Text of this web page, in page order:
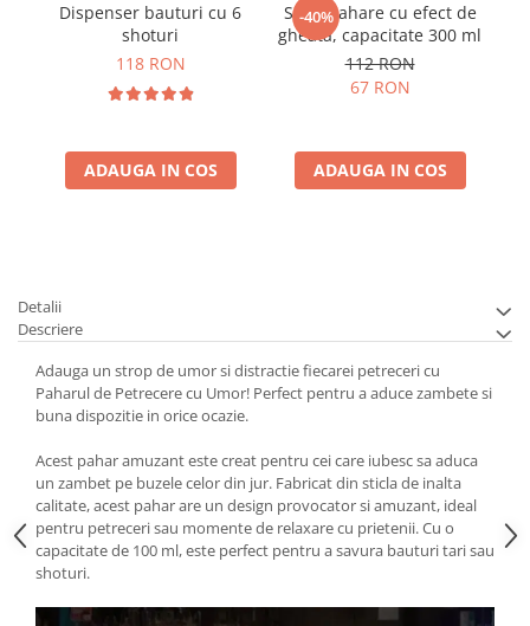
Dispenser bauturi cu 6
shoturi
118 RON
ADAUGA IN COS
-40%
Set 4 pahare cu efect de
gheata, capacitate 300 ml
112 RON
67 RON
ADAUGA IN COS
Detalii
Descriere
Adauga un strop de umor si distractie fiecarei petreceri cu
Paharul de Petrecere cu Umor! Perfect pentru a aduce zambete si
buna dispozitie in orice ocazie.
Acest pahar amuzant este creat pentru cei care iubesc sa aduca
un zambet pe buzele celor din jur. Fabricat din sticla de inalta
calitate, acest pahar are un design provocator si amuzant, ideal
pentru petreceri sau momente de relaxare cu prietenii. Cu o
capacitate de 100 ml, este perfect pentru a savura bauturi tari sau
shoturi.